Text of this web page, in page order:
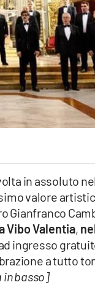
in assoluto
valore
Gianfranco
Vibo Valentia,
ingresso
a tutto
in basso]